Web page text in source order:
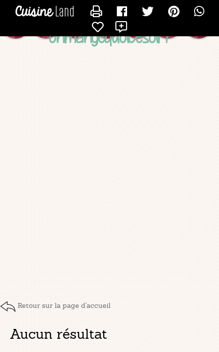
onmangequoicesoir?
Retour sur la page d'accueil
Aucun résultat
CONTACTER LOGSTE